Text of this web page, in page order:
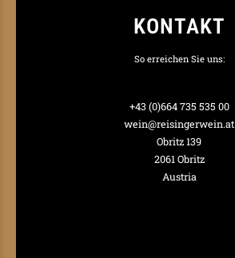
KONTAKT
So erreichen Sie uns:
+43 (0)664 735 535 00
wein@reisingerwein.at
Obritz 139
2061 Obritz
Austria